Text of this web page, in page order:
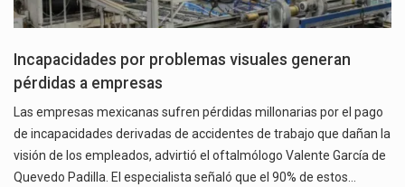
Incapacidades por problemas visuales generan
pérdidas a empresas
Las empresas mexicanas sufren pérdidas millonarias por el pago
de incapacidades derivadas de accidentes de trabajo que dañan la
visión de los empleados, advirtió el oftalmólogo Valente García de
Quevedo Padilla. El especialista señaló que el 90% de estos…